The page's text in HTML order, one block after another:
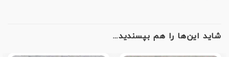
شاید این‌ها را هم بپسندید…